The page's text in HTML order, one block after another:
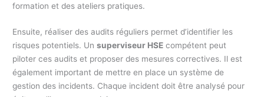
formation et des ateliers pratiques.
Ensuite, réaliser des audits réguliers permet d’identifier les
risques potentiels. Unsuperviseur HSE compétent peut
piloter ces audits et proposer des mesures correctives. Il est
également important de mettre en place un système de
gestion des incidents. Chaque incident doit être analysé pour